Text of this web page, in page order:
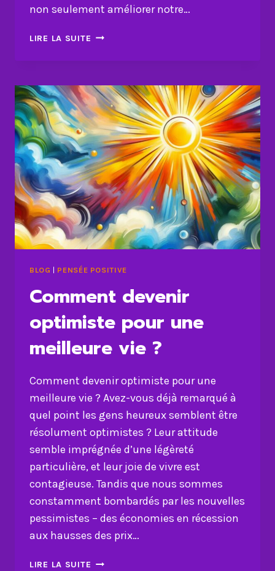
non seulement améliorer notre…
LIRE LA SUITE PENSÉE
ÉTAT
D’ESPRIT
PEUT
TRANSFORMER
VOTRE
VIE
BLOG | PENSÉE POSITIVE
Comment devenir
optimiste pour une
meilleure vie ?
Comment devenir optimiste pour une
meilleure vie ? Avez-vous déjà remarqué à
quel point les gens heureux semblent être
résolument optimistes ? Leur attitude
semble imprégnée d’une légèreté
particulière, et leur joie de vivre est
contagieuse. Tandis que nous sommes
constamment bombardés par les nouvelles
pessimistes – des économies en récession
aux hausses des prix…
LIRE LA SUITE COMMENT